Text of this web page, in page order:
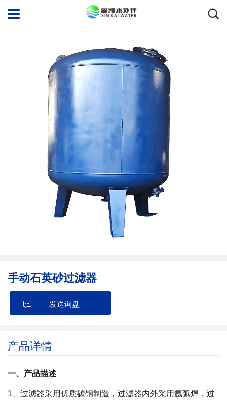
手动石英砂过滤器
发送询盘
产品详情
一、产品描述
1 、过滤器采用优质碳钢制造，过滤器内外采用氩弧焊，过